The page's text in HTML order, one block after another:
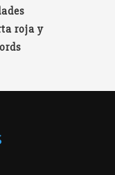
roja y